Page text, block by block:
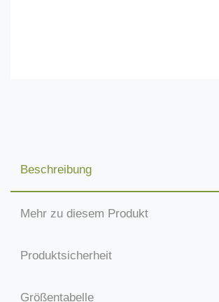
Beschreibung
Mehr zu diesem Produkt
Produktsicherheit
Größentabelle